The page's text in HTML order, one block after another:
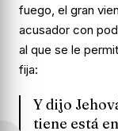
fuego, el gran
acusador con
al que se le
fija:
Y dijo
tiene está